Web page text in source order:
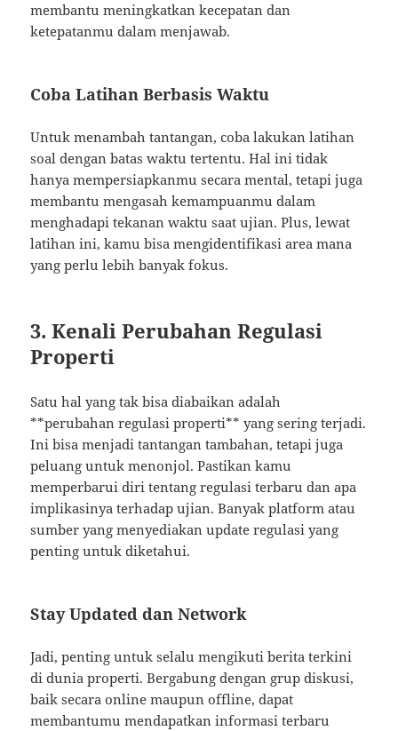
membantu meningkatkan kecepatan dan
ketepatanmu dalam menjawab.
Coba Latihan Berbasis Waktu
Untuk menambah tantangan, coba lakukan latihan
soal dengan batas waktu tertentu. Hal ini tidak
hanya mempersiapkanmu secara mental, tetapi juga
membantu mengasah kemampuanmu dalam
menghadapi tekanan waktu saat ujian. Plus, lewat
latihan ini, kamu bisa mengidentifikasi area mana
yang perlu lebih banyak fokus.
3. Kenali Perubahan Regulasi
Properti
Satu hal yang tak bisa diabaikan adalah
**perubahan regulasi properti** yang sering terjadi.
Ini bisa menjadi tantangan tambahan, tetapi juga
peluang untuk menonjol. Pastikan kamu
memperbarui diri tentang regulasi terbaru dan apa
implikasinya terhadap ujian. Banyak platform atau
sumber yang menyediakan update regulasi yang
penting untuk diketahui.
Stay Updated dan Network
Jadi, penting untuk selalu mengikuti berita terkini
di dunia properti. Bergabung dengan grup diskusi,
baik secara online maupun offline, dapat
membantumu mendapatkan informasi terbaru